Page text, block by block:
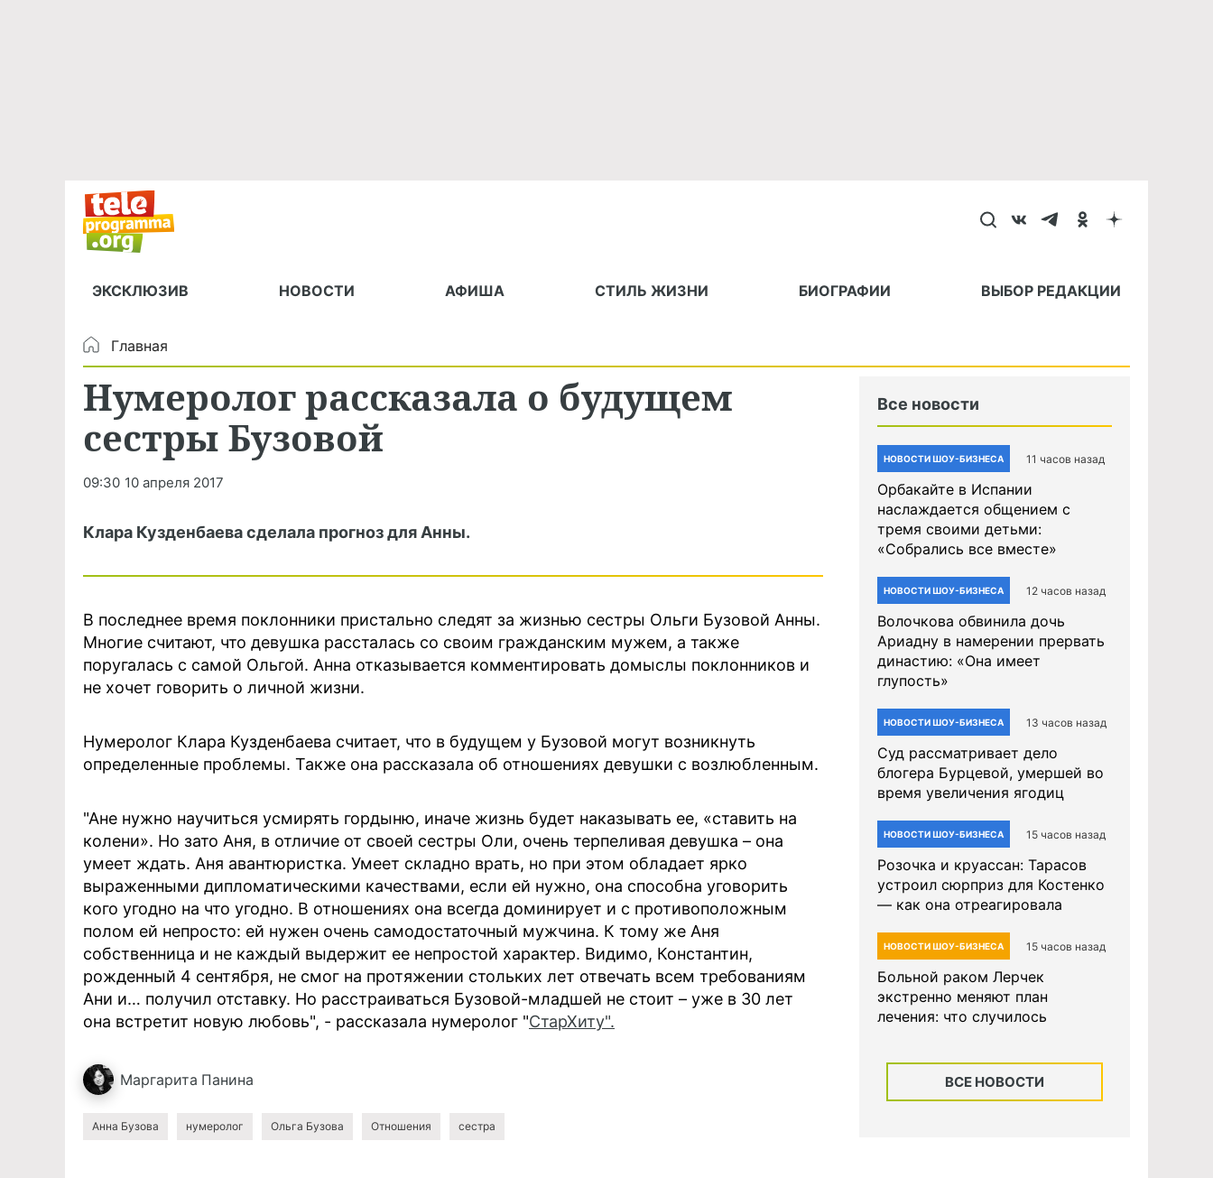
ЭКСКЛЮЗИВ НОВОСТИ АФИША СТИЛЬ ЖИЗНИ БИОГРАФИИ ВЫБОР РЕДАКЦИИ
Главная
Нумеролог рассказала о будущем
сестры Бузовой
09:30 10 апреля 2017
Клара Кузденбаева сделала прогноз для Анны.
В последнее время поклонники пристально следят за жизнью сестры Ольги Бузовой Анны.
Многие считают, что девушка рассталась со своим гражданским мужем, а также
поругалась с самой Ольгой. Анна отказывается комментировать домыслы поклонников и
не хочет говорить о личной жизни.
Нумеролог Клара Кузденбаева считает, что в будущем у Бузовой могут возникнуть
определенные проблемы. Также она рассказала об отношениях девушки с возлюбленным.
"Ане нужно научиться усмирять гордыню, иначе жизнь будет наказывать ее, «ставить на
колени». Но зато Аня, в отличие от своей сестры Оли, очень терпеливая девушка – она
умеет ждать. Аня авантюристка. Умеет складно врать, но при этом обладает ярко
выраженными дипломатическими качествами, если ей нужно, она способна уговорить
кого угодно на что угодно. В отношениях она всегда доминирует и с противоположным
полом ей непросто: ей нужен очень самодостаточный мужчина. К тому же Аня
собственница и не каждый выдержит ее непростой характер. Видимо, Константин,
рожденный 4 сентября, не смог на протяжении стольких лет отвечать всем требованиям
Ани и… получил отставку. Но расстраиваться Бузовой-младшей не стоит – уже в 30 лет
она встретит новую любовь", - рассказала нумеролог "СтарХиту".
Маргарита Панина
Анна Бузова нумеролог Ольга Бузова Отношения сестра
Все новости
НОВОСТИ ШОУ-БИЗНЕСА 11 часов назад
Орбакайте в Испании
наслаждается общением с
тремя своими детьми:
«Собрались все вместе»
НОВОСТИ ШОУ-БИЗНЕСА 12 часов назад
Волочкова обвинила дочь
Ариадну в намерении прервать
династию: «Она имеет
глупость»
НОВОСТИ ШОУ-БИЗНЕСА 13 часов назад
Суд рассматривает дело
блогера Бурцевой, умершей во
время увеличения ягодиц
НОВОСТИ ШОУ-БИЗНЕСА 15 часов назад
Розочка и круассан: Тарасов
устроил сюрприз для Костенко
— как она отреагировала
НОВОСТИ ШОУ-БИЗНЕСА 15 часов назад
Больной раком Лерчек
экстренно меняют план
лечения: что случилось
ВСЕ НОВОСТИ